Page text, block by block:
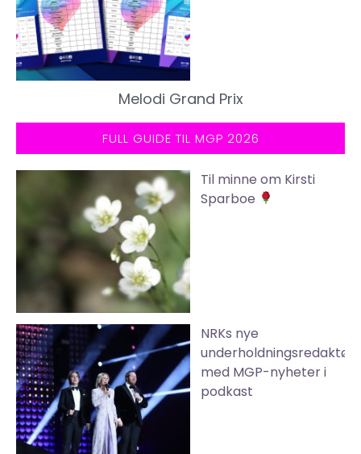
Melodi Grand Prix
FULL GUIDE TIL MGP 2026
Til minne om Kirsti
Sparboe
NRKs nye
underholdningsredaktør
med MGP-nyheter i
podkast